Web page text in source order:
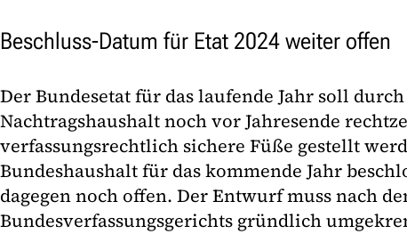
Beschluss-Datum für Etat 2024 weiter offen
Der Bundesetat für das laufende Jahr soll
Nachtragshaushalt noch vor Jahresende
verfassungsrechtlich sichere Füße gestellt
Bundeshaushalt für das kommende Jahr
dagegen noch offen. Der Entwurf muss nach
Bundesverfassungsgerichts gründlich